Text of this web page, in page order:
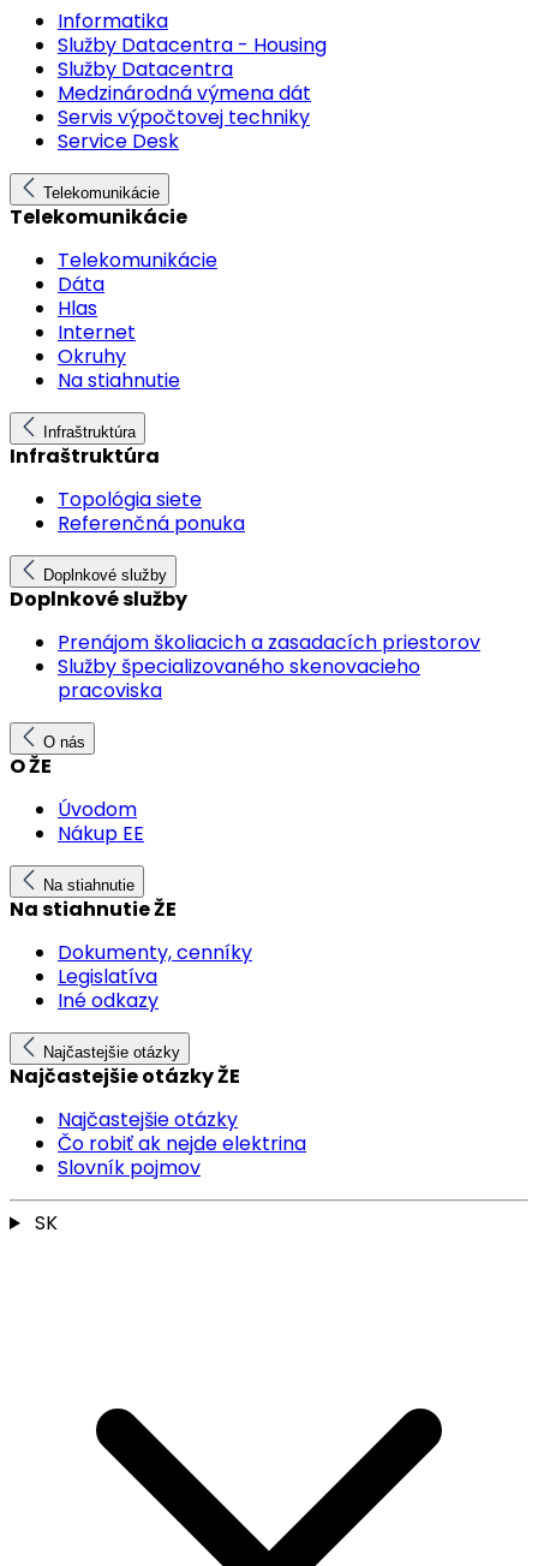
Informatika
Služby Datacentra - Housing
Služby Datacentra
Medzinárodná výmena dát
Servis výpočtovej techniky
Service Desk
Telekomunikácie
Telekomunikácie
Telekomunikácie
Dáta
Hlas
Internet
Okruhy
Na stiahnutie
Infraštruktúra
Infraštruktúra
Topológia siete
Referenčná ponuka
Doplnkové služby
Doplnkové služby
Prenájom školiacich a zasadacích priestorov
Služby špecializovaného skenovacieho
pracoviska
O nás
O ŽE
Úvodom
Nákup EE
Na stiahnutie
Na stiahnutie ŽE
Dokumenty, cenníky
Legislatíva
Iné odkazy
Najčastejšie otázky
Najčastejšie otázky ŽE
Najčastejšie otázky
Čo robiť ak nejde elektrina
Slovník pojmov
SK